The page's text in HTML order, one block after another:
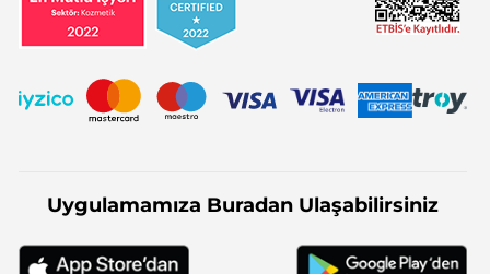
Uygulamamıza Buradan Ulaşabilirsiniz